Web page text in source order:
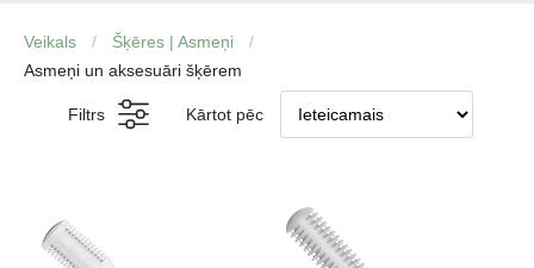
Veikals
Šķēres | Asmeņi
Asmeņi un aksesuāri šķērem
Filtrs Kārtot pēc